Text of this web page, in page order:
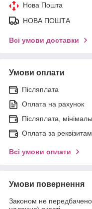
Нова Пошта
НОВА ПОШТА
Всі умови доставки
Умови оплати
Післяплата
Оплата на рахунок
Післяплата,
Оплата за
Всі умови оплати
Умови повернення
Законом не